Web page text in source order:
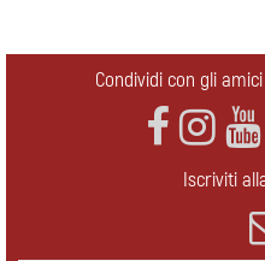
Condividi con gli
Iscriviti